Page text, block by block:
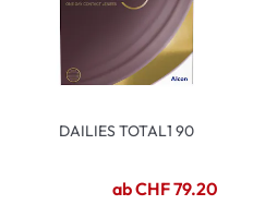
DAILIES TOTAL1 90
ab CHF 79.20